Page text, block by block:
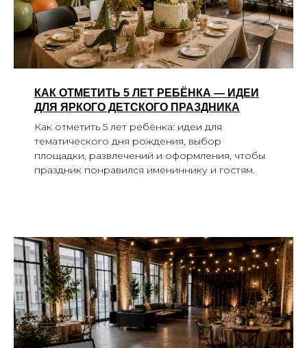
КАК ОТМЕТИТЬ 5 ЛЕТ РЕБЁНКА — ИДЕИ
ДЛЯ ЯРКОГО ДЕТСКОГО ПРАЗДНИКА
Как отметить 5 лет ребёнка: идеи для
тематического дня рождения, выбор
площадки, развлечений и оформления, чтобы
праздник понравился имениннику и гостям.